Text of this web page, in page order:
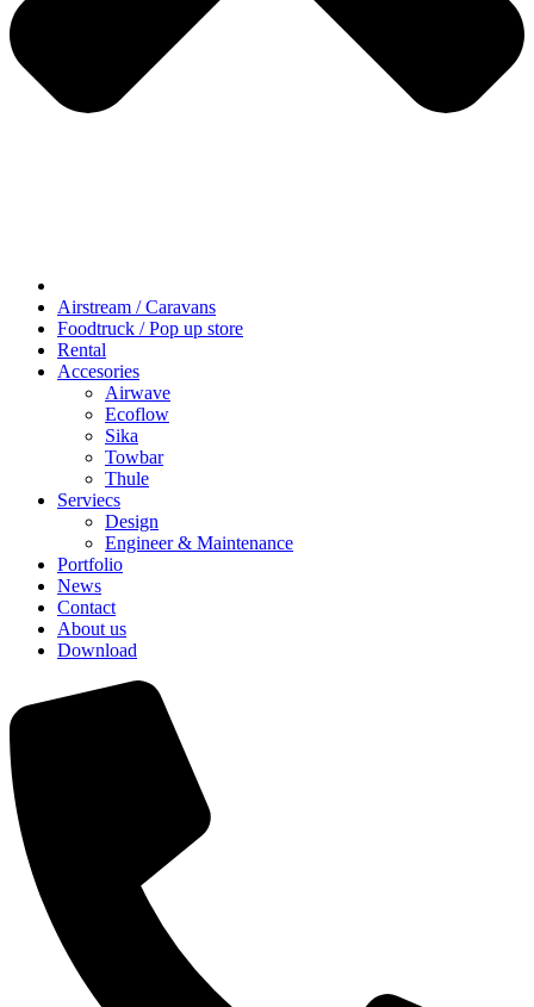
Airstream / Caravans
Foodtruck / Pop up store
Rental
Accesories
Airwave
Ecoflow
Sika
Towbar
Thule
Serviecs
Design
Engineer & Maintenance
Portfolio
News
Contact
About us
Download